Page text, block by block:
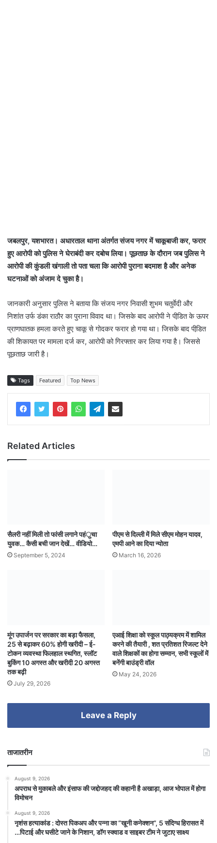
जबलपुर, यशभारत। अधारताल थाना अंतर्गत संजय नगर में चाकूबाजी कर, फरार
हुए आरोपी को पुलिस ने घेराबंदी कर दबोच लिया। पूछताछ के दौरान जब पुलिस ने
आरोपी की कुंडली खंगाली तो पता चला कि आरोपी पुराना बदमाश है और अनेक
घटनाओं को अंजाम दे चुका है।
जानकारी अनुसार पुलिस ने बताया कि संजय नगर निवासी शुभम चतुर्वेदी और
निशांत उर्फ डंका राठौर का पुराना विवाद था। जिसके बाद आरोपी ने पीडि़त के ऊपर
प्राणघातक हमला करते हुए चाकू से गोदकर फरार हो गया था। जिसके बाद पीडि़त
की शिकायत पर मामला दर्ज कर, आरोपी को गिरफ्तार कर लिया गया है। जिससे
पूछताछ जारी है।
Tags Featured Top News
Related Articles
सैलरी नहीं मिली तो फांसी लगाने पहंुचा
युवक… कैसी बची जान देखें… वीडियो…
September 5, 2024
पीएम से दिल्ली में मिले सीएम मोहन यादव,
एमपी आने का दिया न्योता
March 16, 2026
मूंग उपार्जन पर सरकार का बड़ा फैसला,
25 से बढ़ाकर 60% होगी खरीदी – ई-
टोकन व्यवस्था फिलहाल स्थगित, स्लॉट
बुकिंग 10 अगस्त और खरीदी 20 अगस्त
तक बढ़ी
July 29, 2026
एआई शिक्षा को स्कूल पाठ्यक्रम में शामिल
करने की तैयारी , शत प्रतिशत रिजल्ट देने
वाले शिक्षकों का होगा सम्मान, सभी स्कूलों में
बनेंगी बाउंड्री वॉल
May 24, 2026
Leave a Reply
ताजातरीन
August 9, 2026
अपराध से मुकाबले और इंसाफ की जद्दोजहद की कहानी है अखाड़ा, आज भोपाल में होगा
विमोचन
August 9, 2026
नृशंस हत्याकांड : दोस्त पिकअप और पन्ना का “खूनी कनेक्शन”, 5 संदिग्ध हिरासत में
…पिटाई और घसीटे जाने के निशान, डॉग स्क्वाड व साइबर टीम ने जुटाए साक्ष्य